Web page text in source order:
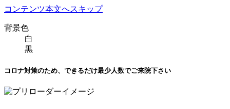
コンテンツ本文へスキップ
背景色
白
黒
コロナ対策のため、できるだけ最少人数でご来院下さい